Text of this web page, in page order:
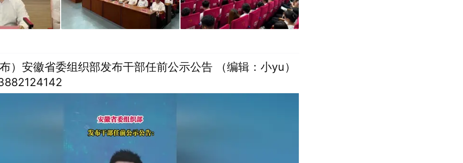
）安徽省委组织部发布干部任前公示公告 （编辑：小yu）